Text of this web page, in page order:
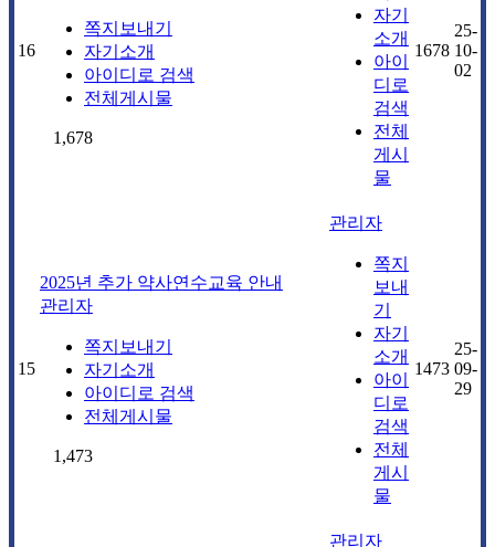
16
쪽지보내기
자기소개
아이디로 검색
전체게시물
1,678
자기
소개
아이
디로
검색
전체
게시
물
1678
25-
10-
02
15
2025년 추가 약사연수교육 안내
관리자
쪽지보내기
자기소개
아이디로 검색
전체게시물
1,473
관리자
쪽지
보내
기
자기
소개
아이
디로
검색
전체
게시
물
1473
25-
09-
29
관리자